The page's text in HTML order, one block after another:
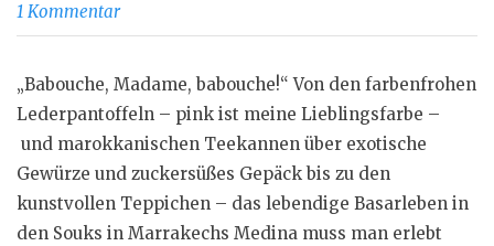
1 Kommentar
„Babouche, Madame, babouche!“ Von den farbenfrohen
Lederpantoffeln – pink ist meine Lieblingsfarbe –
und marokkanischen Teekannen über exotische
Gewürze und zuckersüßes Gepäck bis zu den
kunstvollen Teppichen – das lebendige Basarleben in
den Souks in Marrakechs Medina muss man erlebt